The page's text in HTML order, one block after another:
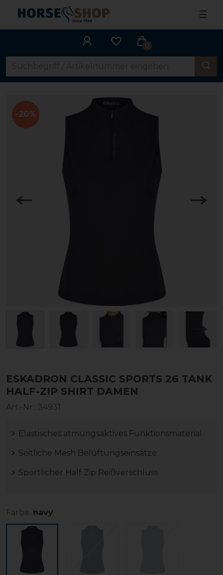
☰
0
-20%
ESKADRON CLASSIC SPORTS 26 TANK
HALF-ZIP SHIRT DAMEN
Art.-Nr.: 34931
Elastisches atmungsaktives Funktionsmaterial
Seitliche Mesh Belüftungseinsätze
Sportlicher Half Zip Reißverschluss
Farbe: navy